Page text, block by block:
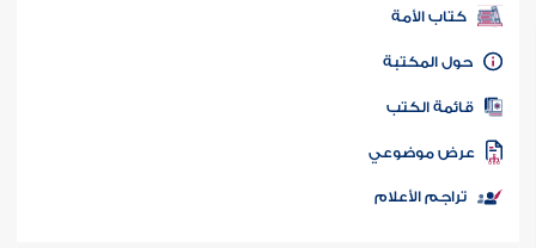
كتب PDF
كتاب الأمة
المكتبة
الكتب
موضوعي